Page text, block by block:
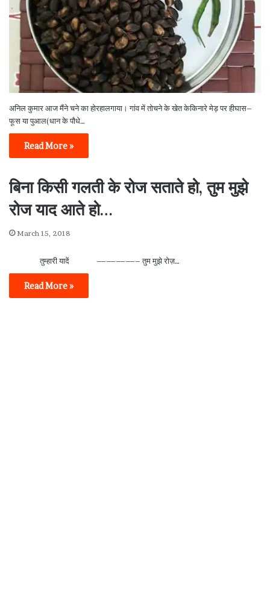
अनिल कुमार आज मैंने चने का होरहालगाया। गांव में तोचने के खेत केकिनारे मेड़ पर हीघास–
फूस या पुआल(धान के पौधे…
Read More »
बिना किसी गलती के रोज सताते हो, तुम मुझे
रोज याद आते हो…
March 15, 2018
तुम्हारी यादें ————– तुम मुझे रोज़…
Read More »